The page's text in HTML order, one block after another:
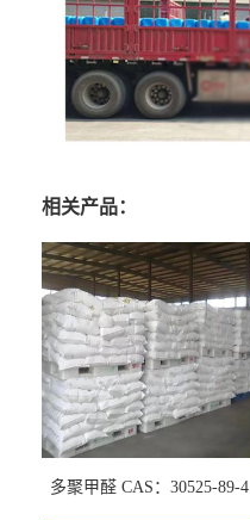
相关产品：
多聚甲醛 CAS：30525-89-4